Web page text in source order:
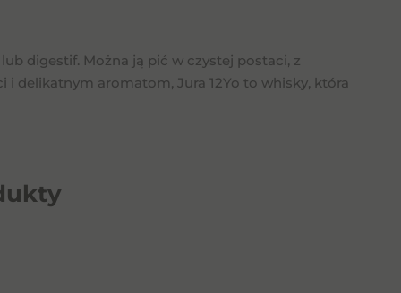
digestif. Można ją pić w czystej postaci, z
delikatnym aromatom, Jura 12Yo to whisky, która